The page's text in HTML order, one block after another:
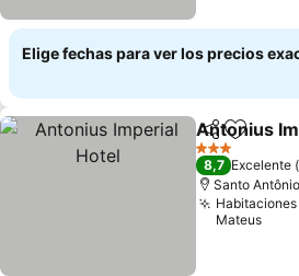
Elige fechas para ver los precios
Compartir
Antonius
3 Estrellas
8,7 Excelente
Santo
Mateus